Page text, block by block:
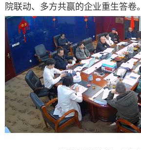
院联动、多方共赢的企业重生答卷。